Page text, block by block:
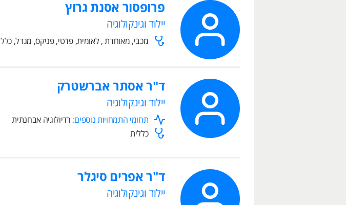
פרופסור אסנת גרוץ
יילוד וגינקולוגיה
מכבי, מאוחדת , לאומית, פרטי, פניקס, מגדל, כלל
ד"ר אסתר אברשטרק
יילוד וגינקולוגיה
תחומי התמחויות נוספים: רדיולוגיה אבחנתית
כללית
ד"ר אפרים סיגלר
יילוד וגינקולוגיה